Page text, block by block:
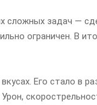
сложных задач —
ограничен. В
Его стало в